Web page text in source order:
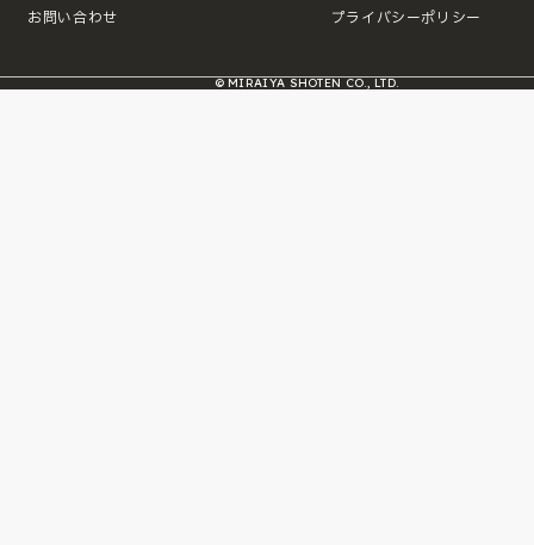
お問い合わせ プライバシーポリシー
© MIRAIYA SHOTEN CO., LTD.